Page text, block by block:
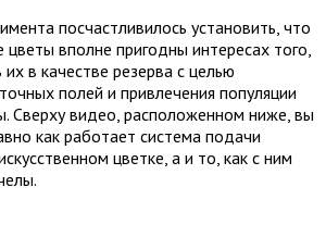
посчастливилось установить, что
цветы вполне пригодны интересах того,
в качестве резерва с целью
полей и привлечения популяции
Сверху видео, расположенном ниже, вы
как работает система подачи
цветке, а и то, как с ним